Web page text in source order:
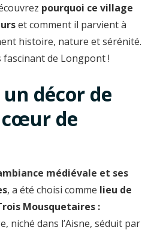
pourquoi ce village
et comment il parvient à
histoire, nature et sérénité.
fascinant de Longpont !
décor de
de
médiévale et ses
, a été choisi comme lieu de
Mousquetaires :
niché dans l’Aisne, séduit par